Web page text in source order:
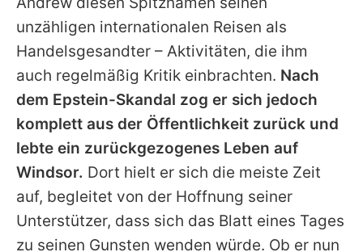
unzähligen internationalen Reisen als
Handelsgesandter – Aktivitäten, die ihm
auch regelmäßig Kritik einbrachten. Nach
dem Epstein-Skandal zog er sich jedoch
komplett aus der Öffentlichkeit zurück und
lebte ein zurückgezogenes Leben auf
Windsor. Dort hielt er sich die meiste Zeit
auf, begleitet von der Hoffnung seiner
Unterstützer, dass sich das Blatt eines Tages
zu seinen Gunsten wenden würde. Ob er nun